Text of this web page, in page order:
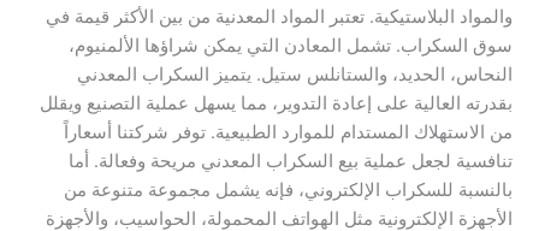
والمواد البلاستيكية. تعتبر المواد المعدنية من بين الأكثر قيمة في
سوق السكراب. تشمل المعادن التي يمكن شراؤها الألمنيوم،
النحاس، الحديد، والستانلس ستيل. يتميز السكراب المعدني
بقدرته العالية على إعادة التدوير، مما يسهل عملية التصنيع ويقلل
من الاستهلاك المستدام للموارد الطبيعية. توفر شركتنا أسعاراً
تنافسية لجعل عملية بيع السكراب المعدني مريحة وفعالة. أما
بالنسبة للسكراب الإلكتروني، فإنه يشمل مجموعة متنوعة من
الأجهزة الإلكترونية مثل الهواتف المحمولة، الحواسيب، والأجهزة